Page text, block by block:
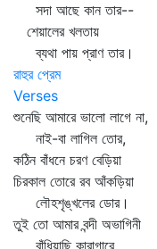
সদা আছে কান তার--
শেয়ালের খলতায়
ব্যথা পায় প্রাণ তার।
রাহুর প্রেম
Verses
শুনেছি আমারে ভালো লাগে না,
নাই-বা লাগিল তোর,
কঠিন বাঁধনে চরণ বেড়িয়া
চিরকাল তোরে রব আঁকড়িয়া
লৌহশৃঙ্খলের ডোর।
তুই তো আমার বন্দী অভাগিনী
বাঁধিয়াছি কারাগারে,